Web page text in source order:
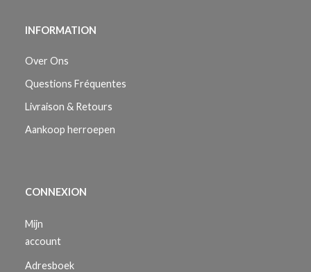
INFORMATION
Over Ons
Questions Fréquentes
Livraison & Retours
Aankoop herroepen
CONNEXION
Mijn
account
Adresboek